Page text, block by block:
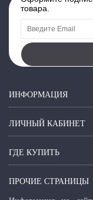
товара.
ИНФОРМАЦИЯ
ЛИЧНЫЙ КАБИНЕТ
ГДЕ КУПИТЬ
ПРОЧИЕ СТРАНИЦЫ